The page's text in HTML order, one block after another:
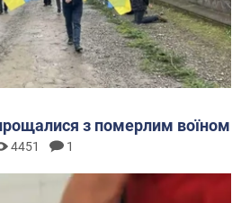
з померлим воїном
4451 1